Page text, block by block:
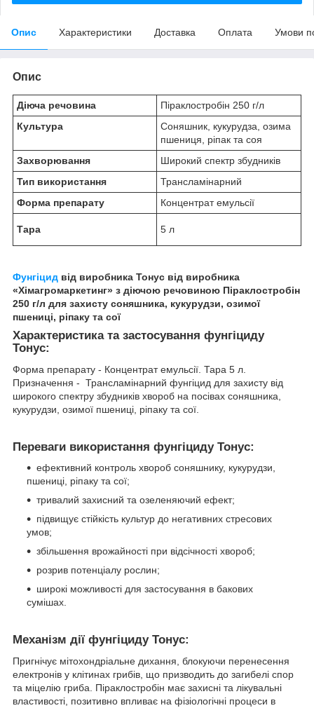
Опис Характеристики Доставка Оплата Умови
Опис
Діюча речовина
Піраклостробін 250 г/л
Культура
Соняшник, кукурудза, озима
пшениця, ріпак та соя
Захворювання
Широкий спектр збудників
Тип використання
Трансламінарний
Форма препарату
Концентрат емульсії
Тара 5 л
Фунгіцид від виробника Тонус від виробника
«Хімагромаркетинг» з діючою речовиною Піраклостробін
250 г/л для захисту соняшника, кукурудзи, озимої
пшениці, ріпаку та сої
Характеристика та застосування фунгіциду
Тонус:
Форма препарату - Концентрат емульсії. Тара 5 л.
Призначення - Трансламінарний фунгіцид для захисту від
широкого спектру збудників хвороб на посівах соняшника,
кукурудзи, озимої пшениці, ріпаку та сої.
Переваги використання фунгіциду Тонус:
ефективний контроль хвороб соняшнику, кукурудзи,
пшениці, ріпаку та сої;
тривалий захисний та озеленяючий ефект;
підвищує стійкість культур до негативних стресових
умов;
збільшення врожайності при відсічності хвороб;
розрив потенціалу рослин;
широкі можливості для застосування в бакових
сумішах.
Механізм дії фунгіциду Тонус:
Пригнічує мітохондріальне дихання, блокуючи перенесення
електронів у клітинах грибів, що призводить до загибелі спор
та міцелію гриба. Піраклостробін має захисні та лікувальні
властивості, позитивно впливає на фізіологічні процеси в